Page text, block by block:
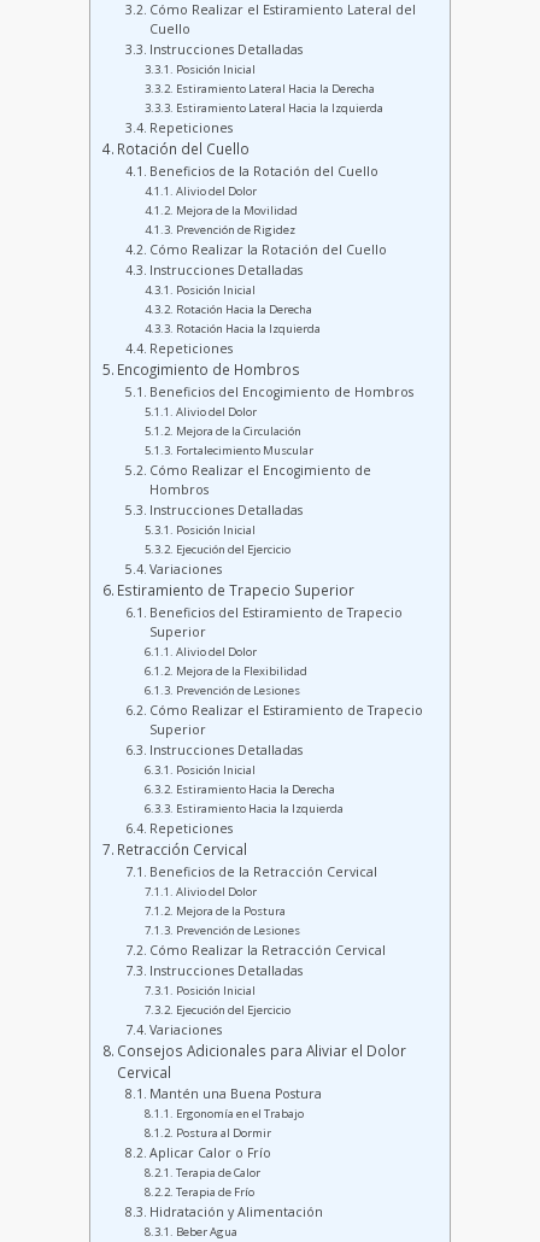
Cómo Realizar el Estiramiento Lateral del
Cuello
Instrucciones Detalladas
Posición Inicial
Estiramiento Lateral Hacia la Derecha
Estiramiento Lateral Hacia la Izquierda
Repeticiones
Rotación del Cuello
Beneficios de la Rotación del Cuello
Alivio del Dolor
Mejora de la Movilidad
Prevención de Rigidez
Cómo Realizar la Rotación del Cuello
Instrucciones Detalladas
Posición Inicial
Rotación Hacia la Derecha
Rotación Hacia la Izquierda
Repeticiones
Encogimiento de Hombros
Beneficios del Encogimiento de Hombros
Alivio del Dolor
Mejora de la Circulación
Fortalecimiento Muscular
Cómo Realizar el Encogimiento de
Hombros
Instrucciones Detalladas
Posición Inicial
Ejecución del Ejercicio
Variaciones
Estiramiento de Trapecio Superior
Beneficios del Estiramiento de Trapecio
Superior
Alivio del Dolor
Mejora de la Flexibilidad
Prevención de Lesiones
Cómo Realizar el Estiramiento de Trapecio
Superior
Instrucciones Detalladas
Posición Inicial
Estiramiento Hacia la Derecha
Estiramiento Hacia la Izquierda
Repeticiones
Retracción Cervical
Beneficios de la Retracción Cervical
Alivio del Dolor
Mejora de la Postura
Prevención de Lesiones
Cómo Realizar la Retracción Cervical
Instrucciones Detalladas
Posición Inicial
Ejecución del Ejercicio
Variaciones
Consejos Adicionales para Aliviar el Dolor
Cervical
Mantén una Buena Postura
Ergonomía en el Trabajo
Postura al Dormir
Aplicar Calor o Frío
Terapia de Calor
Terapia de Frío
Hidratación y Alimentación
Beber Agua